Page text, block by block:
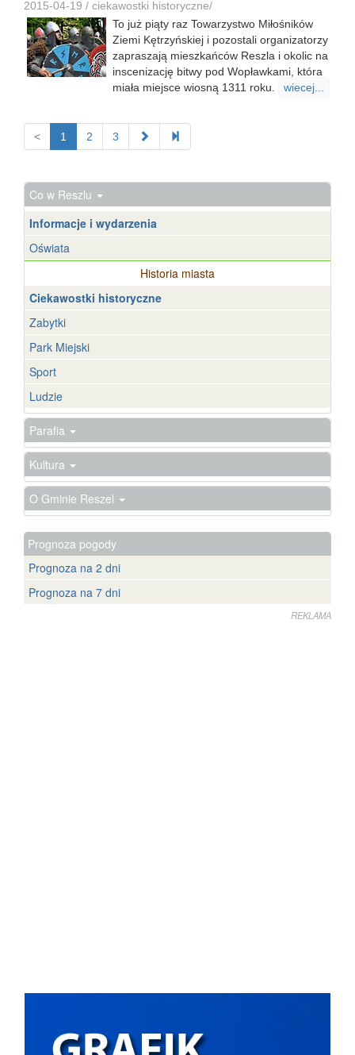
2015-04-19 / ciekawostki historyczne/
To już piąty raz Towarzystwo Miłośników
Ziemi Kętrzyńskiej i pozostali organizatorzy
zapraszają mieszkańców Reszla i okolic na
inscenizację bitwy pod Wopławkami, która
miała miejsce wiosną 1311 roku.
wiecej...
< 1 2 3
Co w Reszlu
Informacje i wydarzenia
Oświata
Historia miasta
Ciekawostki historyczne
Zabytki
Park Miejski
Sport
Ludzie
Parafia
Kultura
O Gminie Reszel
Prognoza pogody
Prognoza na 2 dni
Prognoza na 7 dni
REKLAMA